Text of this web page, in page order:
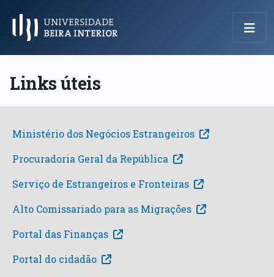
Menu Principal
Links úteis
Ministério dos Negócios Estrangeiros
Procuradoria Geral da República
Serviço de Estrangeiros e Fronteiras
Alto Comissariado para as Migrações
Portal das Finanças
Portal do cidadão